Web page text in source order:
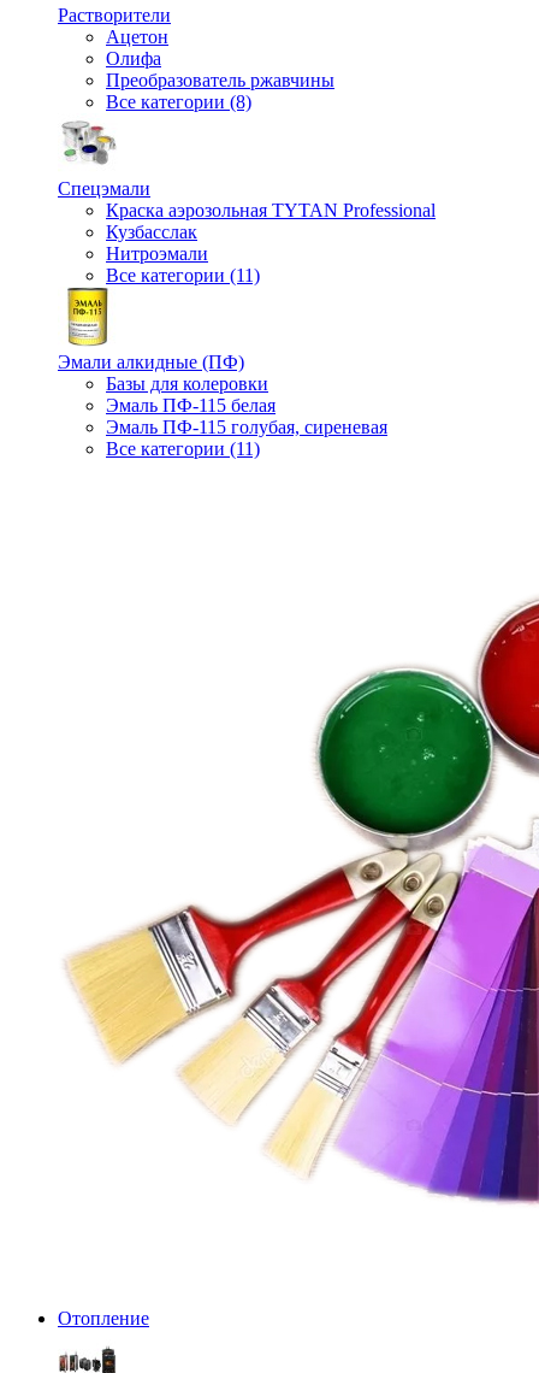
Растворители
Ацетон
Олифа
Преобразователь ржавчины
Все категории (8)
Спецэмали
Краска аэрозольная TYTAN Professional
Кузбасслак
Нитроэмали
Все категории (11)
Эмали алкидные (ПФ)
Базы для колеровки
Эмаль ПФ-115 белая
Эмаль ПФ-115 голубая, сиреневая
Все категории (11)
Отопление